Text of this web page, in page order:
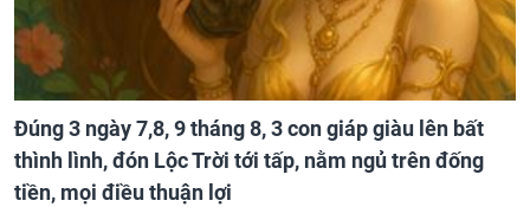
Đúng 3 ngày 7,8, 9 tháng 8, 3 con giáp giàu lên bất
thình lình, đón Lộc Trời tới tấp, nằm ngủ trên đống
tiền, mọi điều thuận lợi